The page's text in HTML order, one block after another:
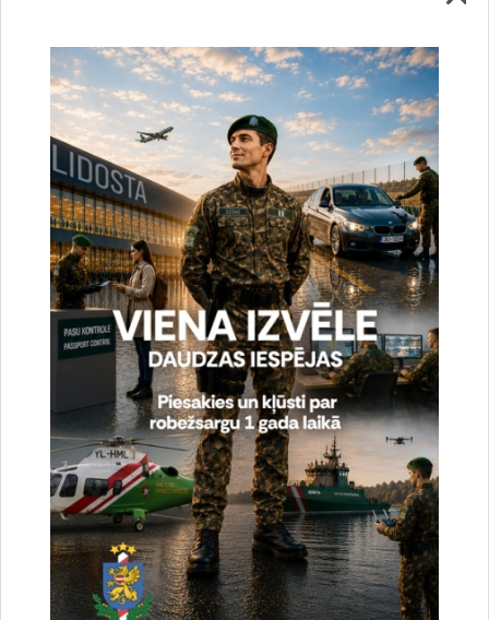
Vai šī informācija bija noderīga?
Sniegt atsauksmi
Esi pirmais, kas uzzina!